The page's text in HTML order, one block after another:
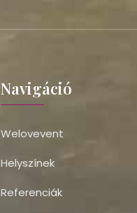
Navigáció
Welovevent
Helyszínek
Referenciák